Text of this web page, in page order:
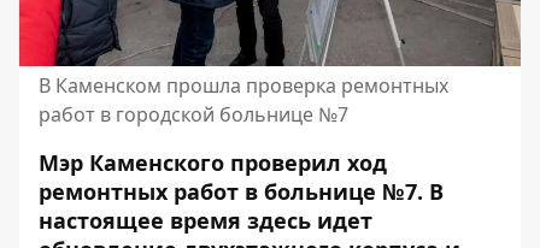
В Каменском прошла проверка ремонтных
работ в городской больнице №7
Мэр Каменского проверил ход
ремонтных работ в больнице №7. В
настоящее время здесь идет